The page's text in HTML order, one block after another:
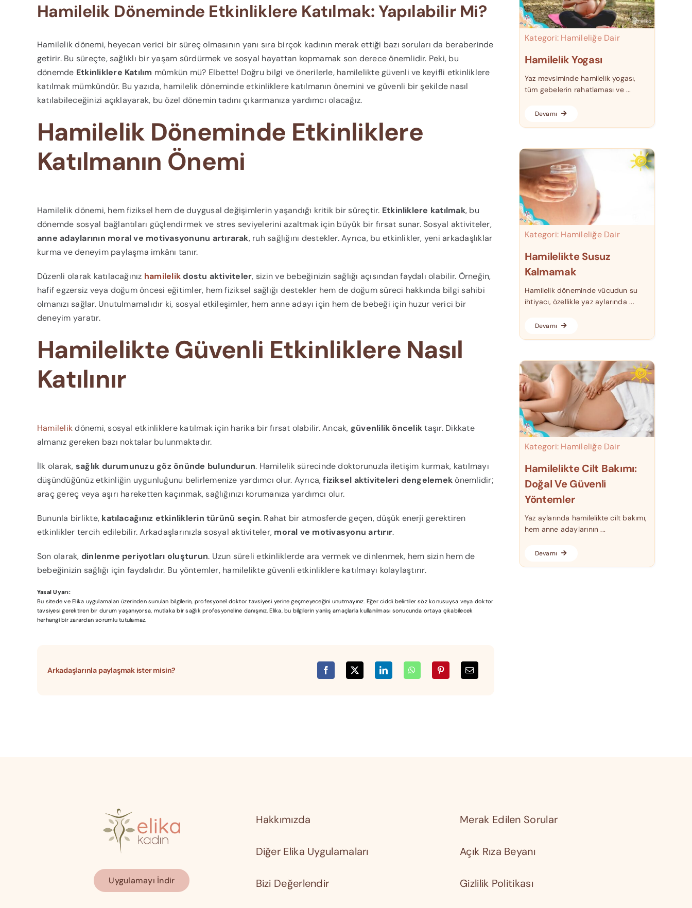
Hamilelik Döneminde Etkinliklere Katılmak: Yapılabilir Mi?
Hamilelik dönemi, heyecan verici bir süreç olmasının yanı sıra birçok kadının merak ettiği bazı soruları da beraberinde
getirir. Bu süreçte, sağlıklı bir yaşam sürdürmek ve sosyal hayattan kopmamak son derece önemlidir. Peki, bu
dönemde Etkinliklere Katılım mümkün mü? Elbette! Doğru bilgi ve önerilerle, hamilelikte güvenli ve keyifli etkinliklere
katılmak mümkündür. Bu yazıda, hamilelik döneminde etkinliklere katılmanın önemini ve güvenli bir şekilde nasıl
katılabileceğinizi açıklayarak, bu özel dönemin tadını çıkarmanıza yardımcı olacağız.
Hamilelik Döneminde Etkinliklere
Katılmanın Önemi
Hamilelik dönemi, hem fiziksel hem de duygusal değişimlerin yaşandığı kritik bir süreçtir. Etkinliklere katılmak, bu
dönemde sosyal bağlantıları güçlendirmek ve stres seviyelerini azaltmak için büyük bir fırsat sunar. Sosyal aktiviteler,
anne adaylarının moral ve motivasyonunu artırarak, ruh sağlığını destekler. Ayrıca, bu etkinlikler, yeni arkadaşlıklar
kurma ve deneyim paylaşma imkânı tanır.
Düzenli olarak katılacağınız hamilelikdostu aktiviteler, sizin ve bebeğinizin sağlığı açısından faydalı olabilir. Örneğin,
hafif egzersiz veya doğum öncesi eğitimler, hem fiziksel sağlığı destekler hem de doğum süreci hakkında bilgi sahibi
olmanızı sağlar. Unutulmamalıdır ki, sosyal etkileşimler, hem anne adayı için hem de bebeği için huzur verici bir
deneyim yaratır.
Hamilelikte Güvenli Etkinliklere Nasıl
Katılınır
Hamilelikdönemi, sosyal etkinliklere katılmak için harika bir fırsat olabilir. Ancak, güvenlilik önceliktaşır. Dikkate
almanız gereken bazı noktalar bulunmaktadır.
İlk olarak, sağlık durumunuzu göz önünde bulundurun. Hamilelik sürecinde doktorunuzla iletişim kurmak, katılmayı
düşündüğünüz etkinliğin uygunluğunu belirlemenize yardımcı olur. Ayrıca,fiziksel aktiviteleri dengelemekönemlidir;
araç gereç veya aşırı hareketten kaçınmak, sağlığınızı korumanıza yardımcı olur.
Bununla birlikte, katılacağınız etkinliklerin türünü seçin. Rahat bir atmosferde geçen, düşük enerji gerektiren
etkinlikler tercih edilebilir. Arkadaşlarınızla sosyal aktiviteler, moral ve motivasyonu artırır.
Son olarak, dinlenme periyotları oluşturun. Uzun süreli etkinliklerde ara vermek ve dinlenmek, hem sizin hem de
bebeğinizin sağlığı için faydalıdır. Bu yöntemler, hamilelikte güvenli etkinliklere katılmayı kolaylaştırır.
Yasal Uyarı:
Bu sitede ve Elika uygulamaları üzerinden sunulan bilgilerin, profesyonel doktor tavsiyesi yerine geçmeyeceğini unutmayınız. Eğer ciddi belirtiler söz konusuysa veya doktor
tavsiyesi gerektiren bir durum yaşanıyorsa, mutlaka bir sağlık profesyoneline danışınız. Elika, bu bilgilerin yanlış amaçlarla kullanılması sonucunda ortaya çıkabilecek
herhangi bir zarardan sorumlu tutulamaz.
Arkadaşlarınla paylaşmak ister misin?
Kategori: Hamileliğe Dair
Hamilelik Yogası
Yaz mevsiminde hamilelik yogası,
tüm gebelerin rahatlaması ve ...
Devamı
Kategori: Hamileliğe Dair
Hamilelikte Susuz
Kalmamak
Hamilelik döneminde vücudun su
ihtiyacı, özellikle yaz aylarında ...
Devamı
Kategori: Hamileliğe Dair
Hamilelikte Cilt Bakımı:
Doğal Ve Güvenli
Yöntemler
Yaz aylarında hamilelikte cilt bakımı,
hem anne adaylarının ...
Devamı
Uygulamayı İndir
Hakkımızda
Diğer Elika Uygulamaları
Bizi Değerlendir
Merak Edilen Sorular
Açık Rıza Beyanı
Gizlilik Politikası